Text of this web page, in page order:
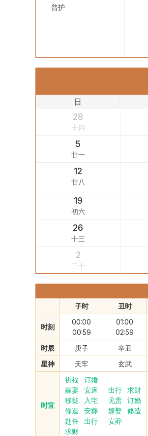
普护
日
28
十四
5
廿一
12
廿八
19
初六
26
十三
2
二十
子时 丑时
时刻
00:00
00:59
01:00
02:59
时辰
庚子 辛丑
星神
天牢 玄武
时宜
祈福
订婚
嫁娶
安床
移徙
入宅
修造
安葬
赴任
出行
求财
出行
求财
见贵
订婚
嫁娶
修造
安葬